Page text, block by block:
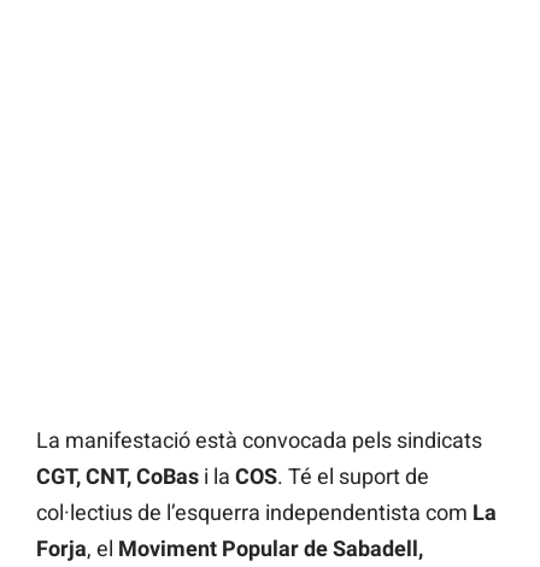
La manifestació està convocada pels sindicats
CGT, CNT, CoBas i la COS. Té el suport de
col·lectius de l’esquerra independentista com La
Forja, el Moviment Popular de Sabadell,